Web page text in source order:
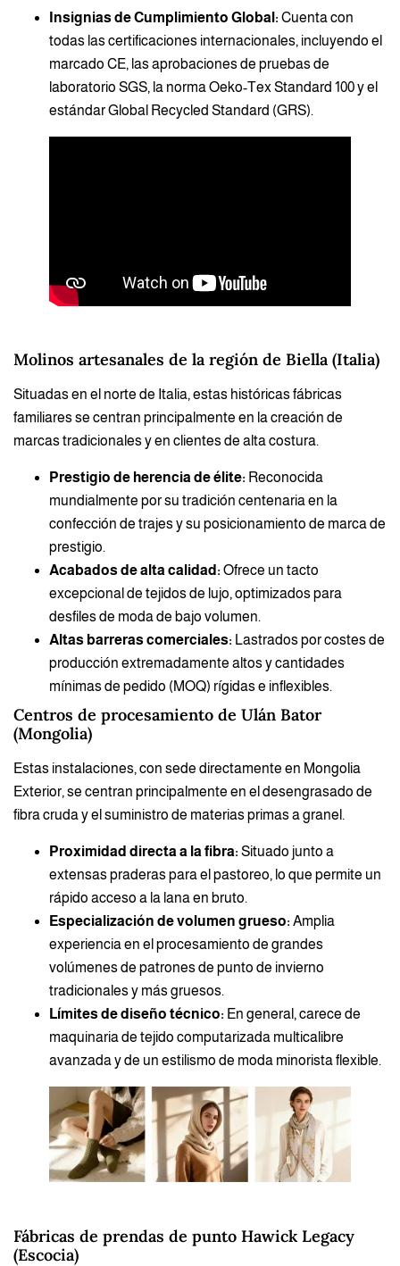
Insignias de Cumplimiento Global: Cuenta con
todas las certificaciones internacionales, incluyendo el
marcado CE, las aprobaciones de pruebas de
laboratorio SGS, la norma Oeko-Tex Standard 100 y el
estándar Global Recycled Standard (GRS).
Molinos artesanales de la región de Biella (Italia)
Situadas en el norte de Italia, estas históricas fábricas
familiares se centran principalmente en la creación de
marcas tradicionales y en clientes de alta costura.
Prestigio de herencia de élite: Reconocida
mundialmente por su tradición centenaria en la
confección de trajes y su posicionamiento de marca de
prestigio.
Acabados de alta calidad: Ofrece un tacto
excepcional de tejidos de lujo, optimizados para
desfiles de moda de bajo volumen.
Altas barreras comerciales: Lastrados por costes de
producción extremadamente altos y cantidades
mínimas de pedido (MOQ) rígidas e inflexibles.
Centros de procesamiento de Ulán Bator
(Mongolia)
Estas instalaciones, con sede directamente en Mongolia
Exterior, se centran principalmente en el desengrasado de
fibra cruda y el suministro de materias primas a granel.
Proximidad directa a la fibra: Situado junto a
extensas praderas para el pastoreo, lo que permite un
rápido acceso a la lana en bruto.
Especialización de volumen grueso: Amplia
experiencia en el procesamiento de grandes
volúmenes de patrones de punto de invierno
tradicionales y más gruesos.
Límites de diseño técnico: En general, carece de
maquinaria de tejido computarizada multicalibre
avanzada y de un estilismo de moda minorista flexible.
Fábricas de prendas de punto Hawick Legacy
(Escocia)